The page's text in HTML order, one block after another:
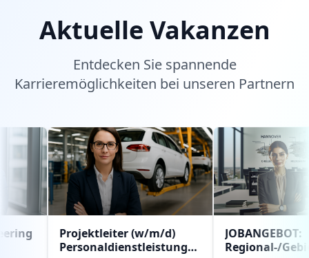
Aktuelle Vakanzen
Entdecken Sie spannende
Karrieremöglichkeiten bei unseren Partnern
(w/m/d)
JOBANGEBOT:
Regional-/Gebietsleitung